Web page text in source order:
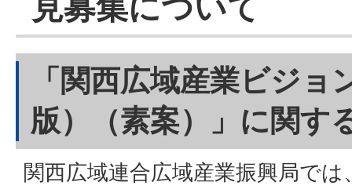
見募集について
「関西広域産業ビジョ
版）（素案）」に関す
関西広域連合広域産業振興局では